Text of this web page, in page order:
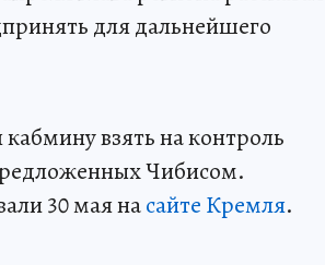
для дальнейшего
взять на контроль
Чибисом.
30 мая насайте Кремля.